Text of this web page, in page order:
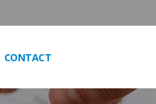
CONTACT